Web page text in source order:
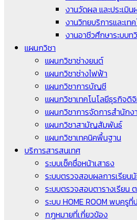
งานวัดผล และประเมิน
งานวิทยบริการและเท
งานอาชีวศึกษาระบบท
แผนกวิชา
แผนกวิชาช่างยนต์
แผนกวิชาช่างไฟฟ้า
แผนกวิชาการบัญชี
แผนกวิชาเทคโนโลยีธุรกิจดิ
แผนกวิชาการจัดการสำนัก
แผนกวิชาสามัญสัมพันธ์
แผนกวิชาเทคนิคพื้นฐาน
บริการสารสนเทศ
ระบบเช็คชื่อหน้าเสาธง
ระบบตรวจสอบผลการเรียน
ระบบตรวจสอบตารางเรียน
ระบบ HOME ROOM พบครูที่
กฎหมายที่เกี่ยวข้อง